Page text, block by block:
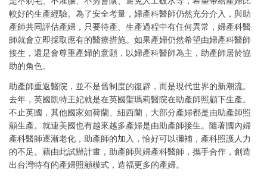
較好的生產經驗。為了安全考量，婦產科醫師仍然充分介入，與助
產師共同評估產婦，只要待產、生產過程中有任何異常，婦產科醫
師就會立即採取應有的醫療措施。如果產婦仍然希望由婦產科醫師
接生，還是會尊重產婦的意願，以婦產科醫師為主，助產師居於協
助的角色。
助產師重返醫院，並不是舊制度的復辟，而是現代世界的新潮流。
去年，英國凱特王妃就是在英國聖瑪莉醫院在助產師照顧下生產。
不止英國，其他國家如荷蘭、紐西蘭，大部分產婦都是由助產師照
顧生產。就連美國也有越來越多產婦是由助產師接生。隨著國內婦
產科醫師逐漸老化，助產師的加入，恰好可以彌補，產科照護人力
的不足。藉由此試辦計畫，助產師與婦產科醫師，攜手合作，創造
出台灣特有的產婦照顧模式，造福更多的產婦。